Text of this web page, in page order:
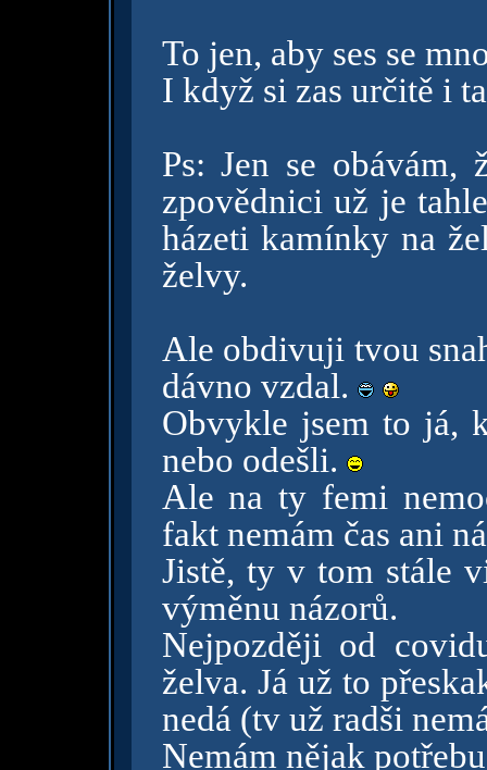
To jen, aby ses se
I když si zas určitě i
Ps: Jen se obávám,
zpovědnici už je
házeti kamínky na
želvy.
Ale obdivuji tvou
dávno vzdal.
Obvykle jsem to já,
nebo odešli.
Ale na ty femi
fakt nemám čas ani
Jistě, ty v tom stále
výměnu názorů.
Nejpozději od
želva. Já už to
nedá (tv už radši
Nemám nějak